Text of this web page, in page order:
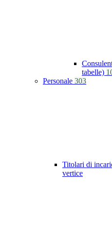
tabelle)
Personale 303
Titolari di
vertice